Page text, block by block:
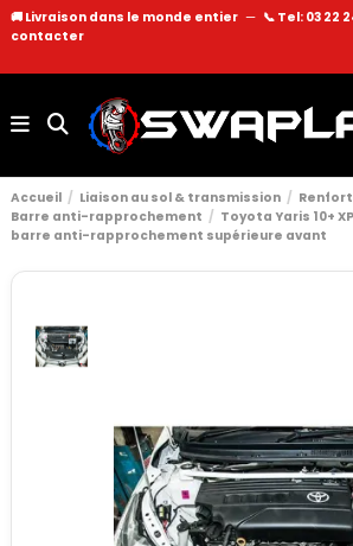
🚚 Livraison dans le monde entier — 📞 Tel: 03 22
contacter
Accueil Liaison au sol & transmission
Barre anti-rapprochement
Toyota Yaris 10+
barre anti-rapprochement supérieure avant